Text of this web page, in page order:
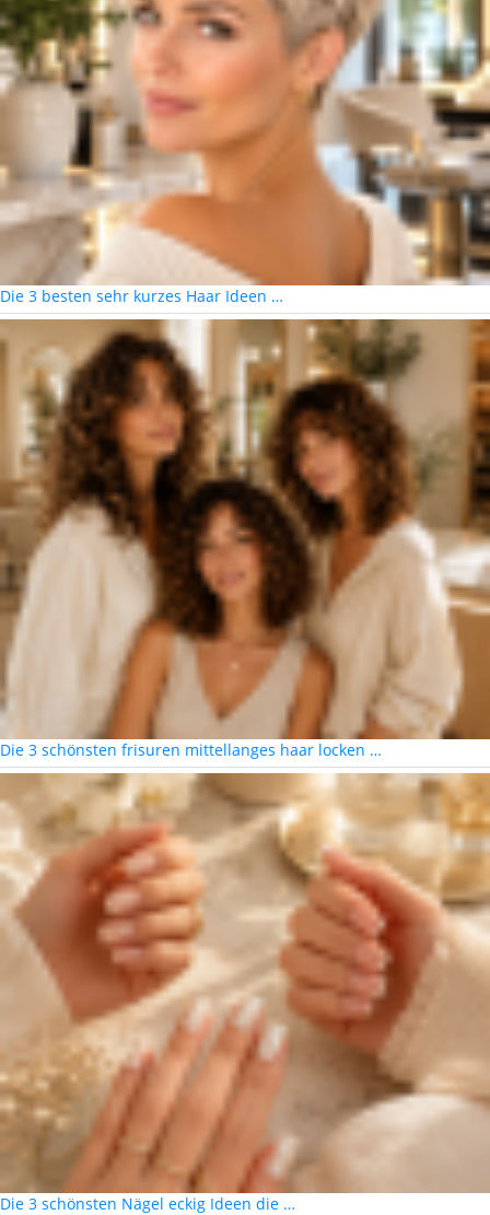
Die 3 besten sehr kurzes Haar Ideen …
Die 3 schönsten frisuren mittellanges haar locken …
Die 3 schönsten Nägel eckig Ideen die …